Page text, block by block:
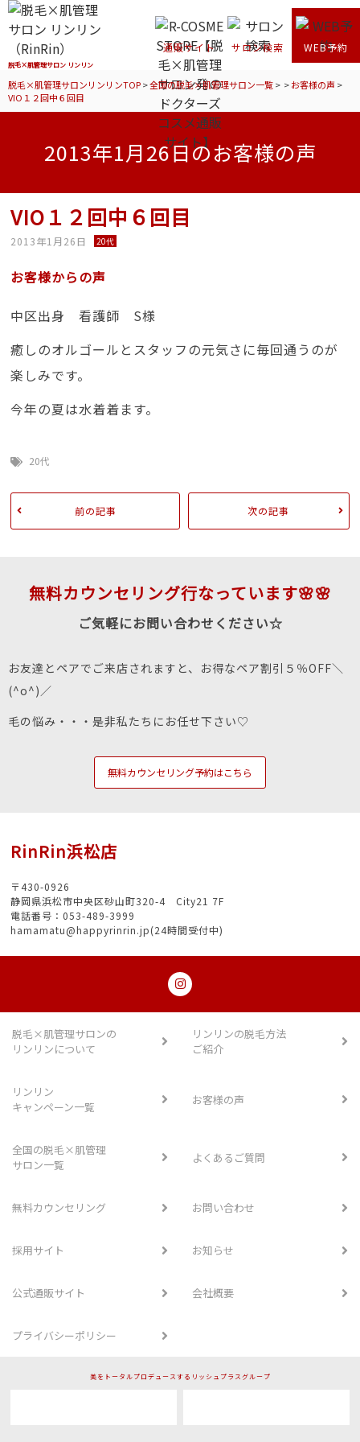
脱毛×肌管理サロン リンリン
通販サイト サロン検索 WEB予約
脱毛×肌管理サロンリンリンTOP>全国の脱毛×肌管理サロン一覧> >お客様の声 >
VIO１２回中６回目
2013年1月26日のお客様の声
VIO１２回中６回目
2013年1月26日 20代
お客様からの声
中区出身 看護師 S様
癒しのオルゴールとスタッフの元気さに毎回通うのが
楽しみです。
今年の夏は水着着ます。
20代
前の記事 次の記事
無料カウンセリング行なっています🌸🌸
ご気軽にお問い合わせください☆
お友達とペアでご来店されますと、お得なペア割引５％OFF＼
(^o^)／
毛の悩み・・・是非私たちにお任せ下さい♡
無料カウンセリング予約はこちら
RinRin浜松店
〒430-0926
静岡県浜松市中央区砂山町320-4 City21 7F
電話番号：053-489-3999
hamamatu@happyrinrin.jp(24時間受付中)
脱毛×肌管理サロンの
リンリンについて
リンリンの脱毛方法
ご紹介
リンリン
キャンペーン一覧
お客様の声
全国の脱毛×肌管理
サロン一覧
よくあるご質問
無料カウンセリング お問い合わせ
採用サイト お知らせ
公式通販サイト 会社概要
プライバシーポリシー
美をトータルプロデュースするリッシュプラスグループ